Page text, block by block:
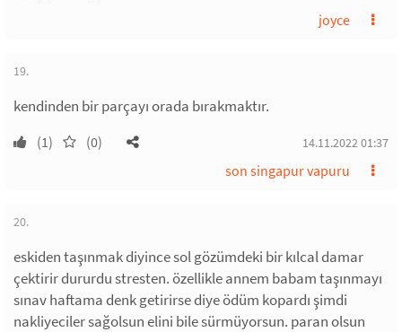
joyce
19.
kendinden bir parçayı orada bırakmaktır.
(1) (0) 14.11.2022 01:37
son singapur vapuru
20.
eskiden taşınmak diyince sol gözümdeki bir kılcal damar
çektirir dururdu stresten. özellikle annem babam taşınmayı
sınav haftama denk getirirse diye ödüm kopardı şimdi
nakliyeciler sağolsun elini bile sürmüyorsun. paran olsun